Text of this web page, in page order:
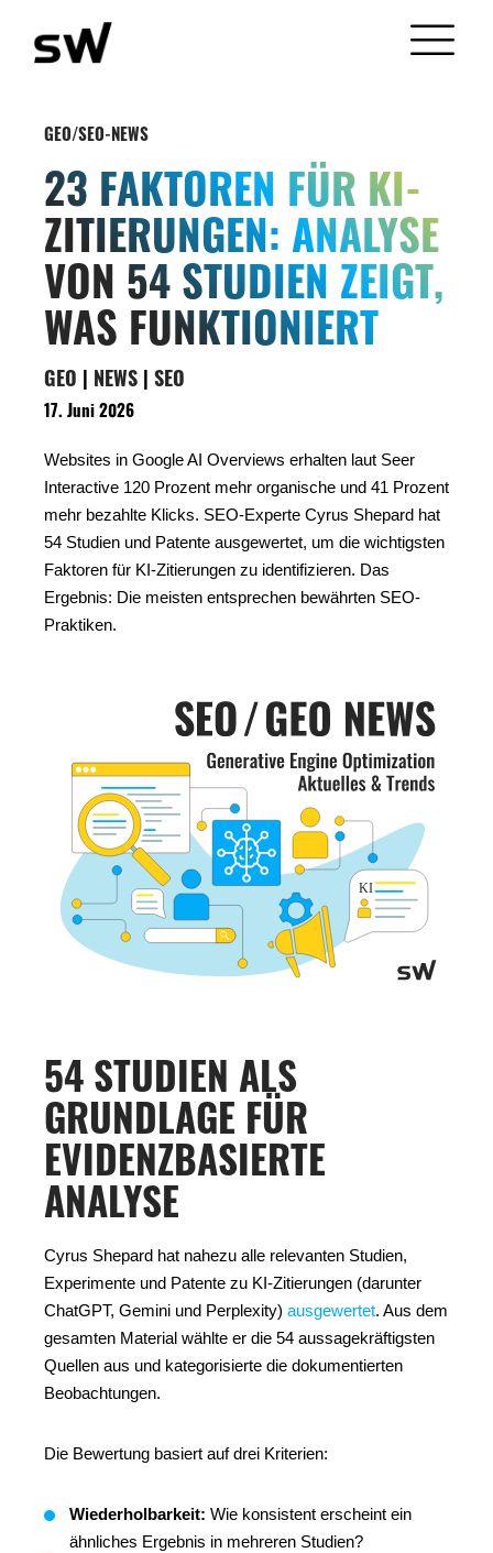
GEO/SEO-NEWS
23 FAKTOREN FÜR KI-
ZITIERUNGEN: ANALYSE
VON 54 STUDIEN ZEIGT,
WAS FUNKTIONIERT
GEO NEWS SEO
17. Juni 2026
Websites in Google AI Overviews erhalten laut Seer
Interactive 120 Prozent mehr organische und 41 Prozent
mehr bezahlte Klicks. SEO-Experte Cyrus Shepard hat
54 Studien und Patente ausgewertet, um die wichtigsten
Faktoren für KI-Zitierungen zu identifizieren. Das
Ergebnis: Die meisten entsprechen bewährten SEO-
Praktiken.
54 STUDIEN ALS
GRUNDLAGE FÜR
EVIDENZBASIERTE
ANALYSE
Cyrus Shepard hat nahezu alle relevanten Studien,
Experimente und Patente zu KI-Zitierungen (darunter
ChatGPT, Gemini und Perplexity) ausgewertet. Aus dem
gesamten Material wählte er die 54 aussagekräftigsten
Quellen aus und kategorisierte die dokumentierten
Beobachtungen.
Die Bewertung basiert auf drei Kriterien:
Wiederholbarkeit: Wie konsistent erscheint ein
ähnliches Ergebnis in mehreren Studien?